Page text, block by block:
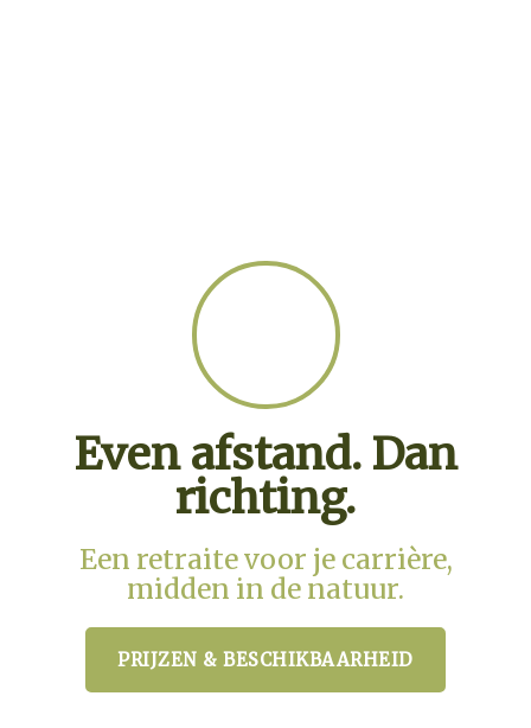
Even afstand. Dan
richting.
Een retraite voor je carrière,
midden in de natuur.
PRIJZEN & BESCHIKBAARHEID